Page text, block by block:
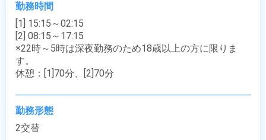
勤務時間
[1] 15:15～02:15
[2] 08:15～17:15
※22時～5時は深夜勤務のため18歳以上の方に限りま
す。
休憩：[1]70分、[2]70分
勤務形態
2交替